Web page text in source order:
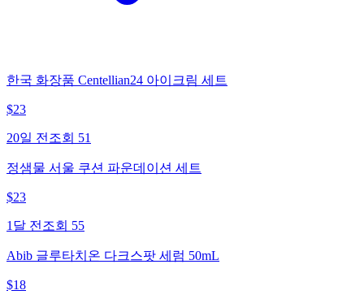
한국 화장품 Centellian24 아이크림 세트
$23
20일 전 조회 51
정샘물 서울 쿠션 파운데이션 세트
$23
1달 전 조회 55
Abib 글루타치온 다크스팟 세럼 50mL
$18